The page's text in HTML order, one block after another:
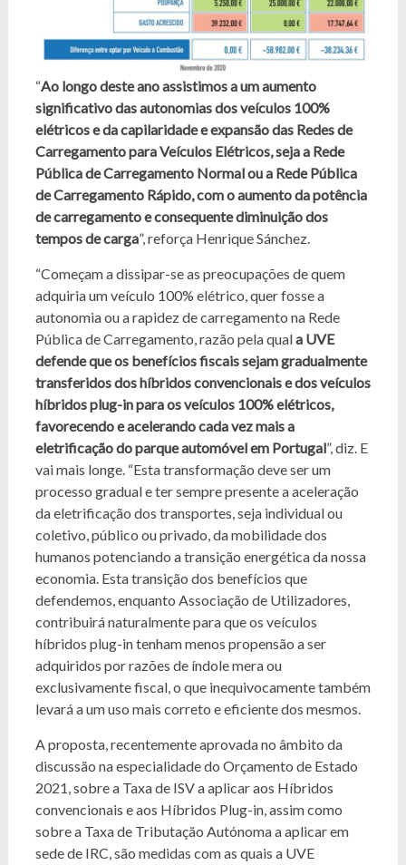
“Ao longo deste ano assistimos a um aumento
significativo das autonomias dos veículos 100%
elétricos e da capilaridade e expansão das Redes de
Carregamento para Veículos Elétricos, seja a Rede
Pública de Carregamento Normal ou a Rede Pública
de Carregamento Rápido, com o aumento da potência
de carregamento e consequente diminuição dos
tempos de carga”, reforça Henrique Sánchez.
“Começam a dissipar-se as preocupações de quem
adquiria um veículo 100% elétrico, quer fosse a
autonomia ou a rapidez de carregamento na Rede
Pública de Carregamento, razão pela quala UVE
defende que os benefícios fiscais sejam gradualmente
transferidos dos híbridos convencionais e dos veículos
híbridos plug-in para os veículos 100% elétricos,
favorecendo e acelerando cada vez mais a
eletrificação do parque automóvel em Portugal”, diz. E
vai mais longe. “Esta transformação deve ser um
processo gradual e ter sempre presente a aceleração
da eletrificação dos transportes, seja individual ou
coletivo, público ou privado, da mobilidade dos
humanos potenciando a transição energética da nossa
economia. Esta transição dos benefícios que
defendemos, enquanto Associação de Utilizadores,
contribuirá naturalmente para que os veículos
híbridos plug-in tenham menos propensão a ser
adquiridos por razões de índole mera ou
exclusivamente fiscal, o que inequivocamente também
levará a um uso mais correto e eficiente dos mesmos.
A proposta, recentemente aprovada no âmbito da
discussão na especialidade do Orçamento de Estado
2021, sobre a Taxa de ISV a aplicar aos Híbridos
convencionais e aos Híbridos Plug-in, assim como
sobre a Taxa de Tributação Autónoma a aplicar em
sede de IRC, são medidas com as quais a UVE